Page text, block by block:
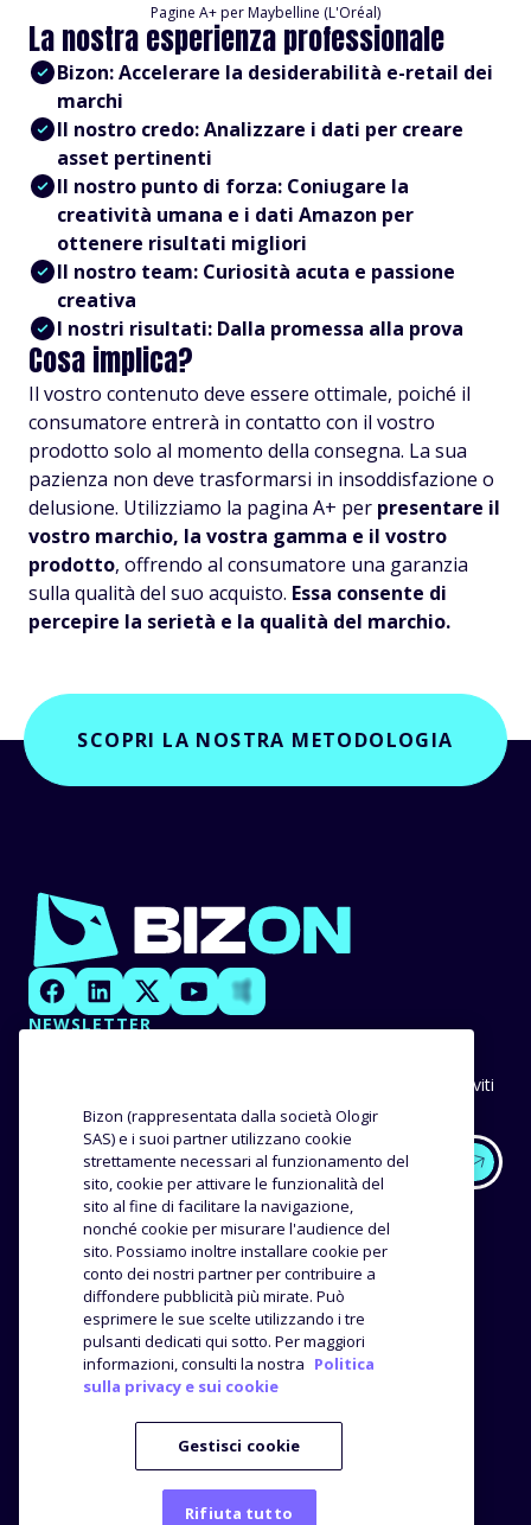
Pagine A+ per Maybelline (L'Oréal)
La nostra esperienza professionale
Bizon: Accelerare la desiderabilità e-retail dei
marchi
Il nostro credo: Analizzare i dati per creare
asset pertinenti
Il nostro punto di forza: Coniugare la
creatività umana e i dati Amazon per
ottenere risultati migliori
Il nostro team: Curiosità acuta e passione
creativa
I nostri risultati: Dalla promessa alla prova
Cosa implica?
Il vostro contenuto deve essere ottimale, poiché il
consumatore entrerà in contatto con il vostro
prodotto solo al momento della consegna. La sua
pazienza non deve trasformarsi in insoddisfazione o
delusione. Utilizziamo la pagina A+ per presentare il
vostro marchio, la vostra gamma e il vostro
prodotto, offrendo al consumatore una garanzia
sulla qualità del suo acquisto. Essa consente di
percepire la serietà e la qualità del marchio.
SCOPRI LA NOSTRA METODOLOGIA
NEWSLETTER
marketplace, che ti consente di ricevere in anteprima gli inviti
raccomandazioni e consigli.
EXPERTISE
Metodologia
Distributore
Analisi del prodotto
I NOSTRI CLIENTI
Storie di successo
Opinioni e testimonianze
AZIENDA
Le nostre offerte
RISORSE
Bizon (rappresentata dalla società Ologir
SAS) e i suoi partner utilizzano cookie
strettamente necessari al funzionamento del
sito, cookie per attivare le funzionalità del
sito al fine di facilitare la navigazione,
nonché cookie per misurare l'audience del
sito. Possiamo inoltre installare cookie per
conto dei nostri partner per contribuire a
diffondere pubblicità più mirate. Può
esprimere le sue scelte utilizzando i tre
pulsanti dedicati qui sotto. Per maggiori
informazioni, consulti la nostra Politica
sulla privacy e sui cookie
Gestisci cookie
Rifiuta tutto